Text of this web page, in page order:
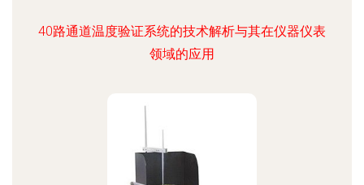
40路通道温度验证系统的技术解析与其在仪器仪表
领域的应用